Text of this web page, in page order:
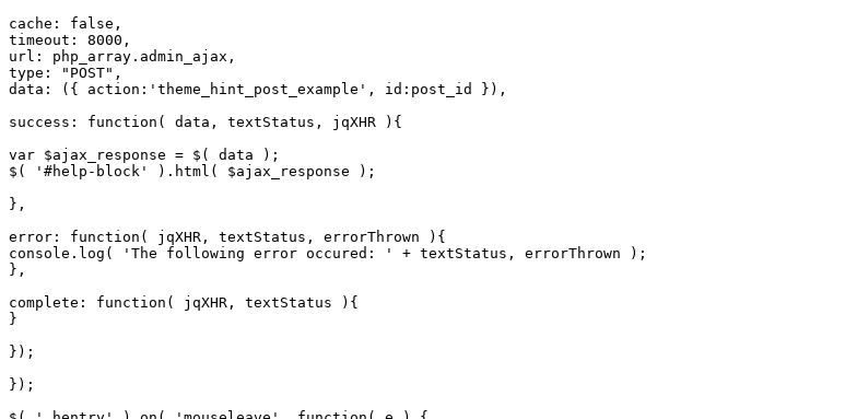
cache: false,
timeout: 8000,
url: php_array.admin_ajax,
type: "POST",
data: ({ action:'theme_hint_post_example', id:post_id }),
success: function( data, textStatus, jqXHR ){
var $ajax_response = $( data );
$( '#help-block' ).html( $ajax_response );
},
error: function( jqXHR, textStatus, errorThrown ){
console.log( 'The following error occured: ' + textStatus, errorThrown );
},
complete: function( jqXHR, textStatus ){
}
});
});